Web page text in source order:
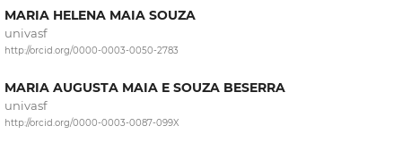
MARIA HELENA MAIA SOUZA
univasf
http://orcid.org/0000-0003-0050-2783
MARIA AUGUSTA MAIA E SOUZA BESERRA
univasf
http://orcid.org/0000-0003-0087-099X